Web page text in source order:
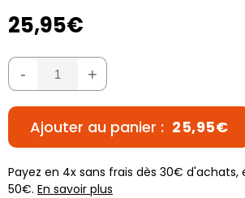
25,95€
- +
Ajouter au panier : 25,95€
Payez en 4x sans frais dès 30€ d'achats,
50€. En savoir plus